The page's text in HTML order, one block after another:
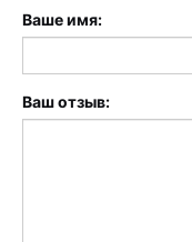
Ваше имя:
Ваш отзыв: